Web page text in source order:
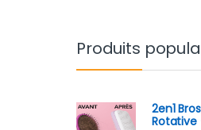
Produits
2en1